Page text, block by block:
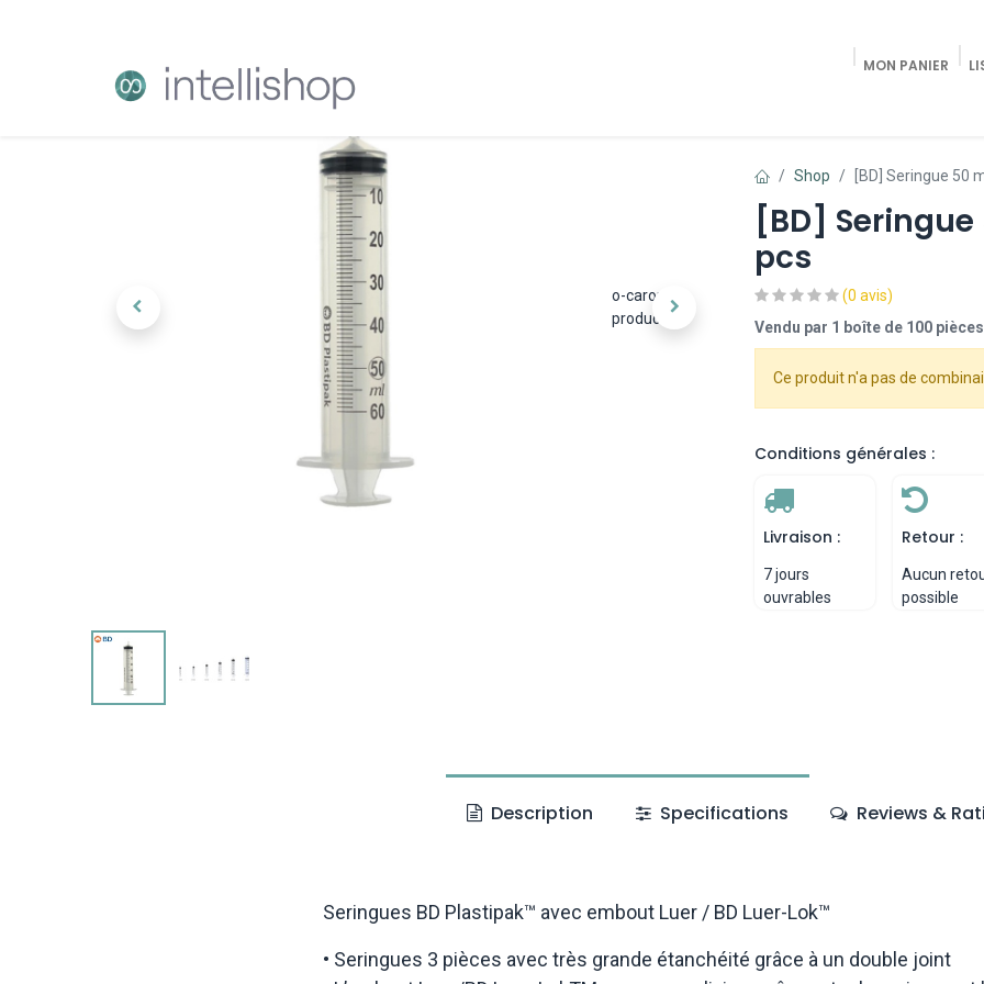
MON PANIER
o-carousel-
product
Shop [BD] Seringue 50
[BD]
pcs
(0 avis)
Vendu par 1 boîte de 100 pièces
Ce produit n'a pas de
Conditions générales :
Livraison :
7 jours
ouvrables
Retour :
Aucun
possible
Description Specifications Reviews &
Seringues BD Plastipak™️ avec embout Luer / BD Luer-Lok™️
• Seringues 3 pièces avec très grande étanchéité grâce à un double joint